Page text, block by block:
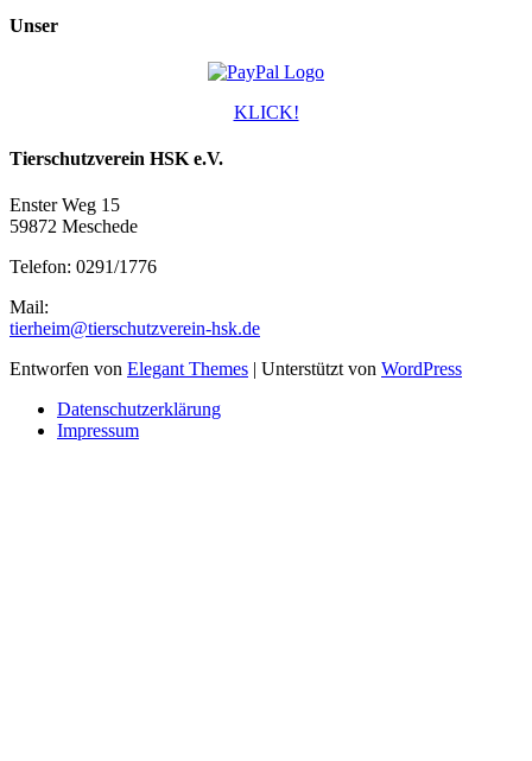
Unser
KLICK!
Tierschutzverein HSK e.V.
Enster Weg 15
59872 Meschede
Telefon: 0291/1776
Mail:
tierheim@tierschutzverein-hsk.de
Entworfen von Elegant Themes | Unterstützt von WordPress
Datenschutzerklärung
Impressum